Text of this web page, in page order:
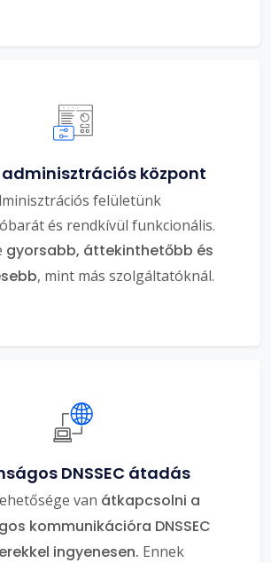
központ
felületünk
és rendkívül funkcionális.
gyorsabb, áttekinthetőbb és
, mint más szolgáltatóknál.
DNSSEC átadás
van átkapcsolni a
kommunikációra DNSSEC
ingyenesen. Ennek